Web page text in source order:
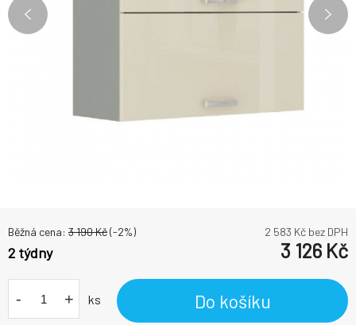
Běžná cena: 3 190Kč(-2%) 2 583 Kč bez DPH
2 týdny 3 126 Kč
- + ks Do košíku